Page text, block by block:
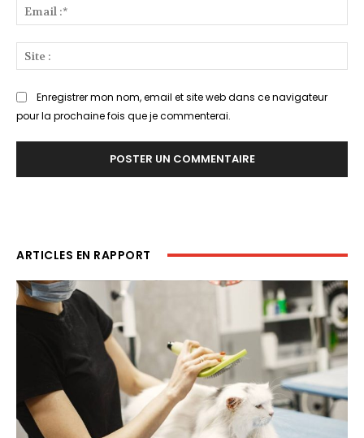
:*
:
Enregistrer mon nom, email et site web dans ce navigateur
pour la prochaine fois que je commenterai.
ARTICLES EN RAPPORT